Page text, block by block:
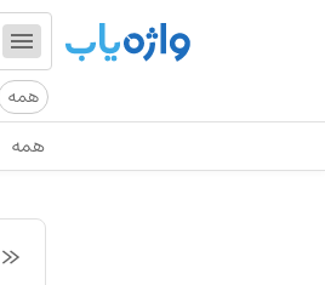
همه
همه
«floor board»